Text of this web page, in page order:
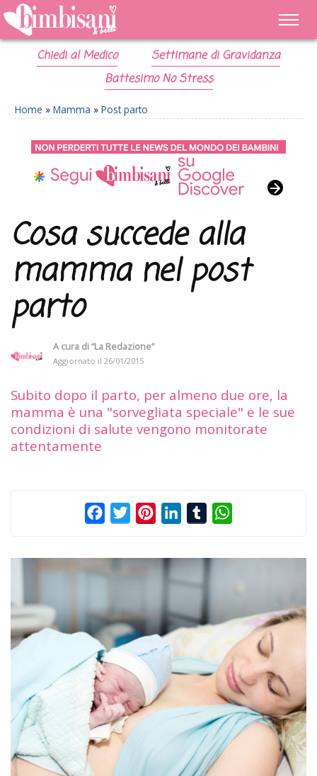
Chiedi al Medico
Settimane di Gravidanza
Battesimo No Stress
Home » Mamma » Post parto
Cosa succede alla
mamma nel post
parto
A cura di“La Redazione”
Aggiornato il 26/01/2015
Subito dopo il parto, per almeno due ore, la
mamma è una "sorvegliata speciale" e le sue
condizioni di salute vengono monitorate
attentamente
FacebookTwitterPinterestLinkedInTumblr